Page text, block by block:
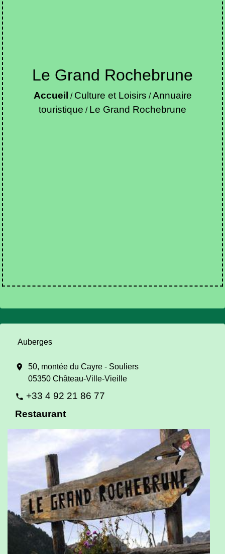
Le Grand Rochebrune
Accueil / Culture et Loisirs /Annuaire
touristique / Le Grand Rochebrune
Auberges
location_on
50, montée du Cayre - Souliers
05350 Château-Ville-Vieille
phone +33 4 92 21 86 77
Restaurant